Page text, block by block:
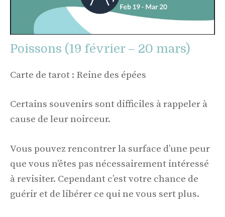
Poissons (19 février – 20 mars)
Carte de tarot : Reine des épées
Certains souvenirs sont difficiles à rappeler à
cause de leur noirceur.
Vous pouvez rencontrer la surface d’une peur
que vous n’êtes pas nécessairement intéressé
à revisiter. Cependant c’est votre chance de
guérir et de libérer ce qui ne vous sert plus.